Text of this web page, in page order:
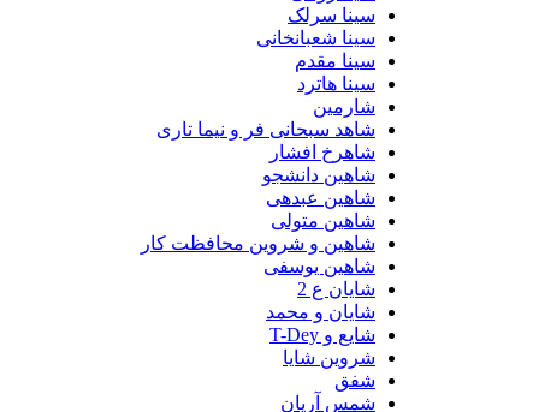
سینا سرلک
سینا شعبانخانی
سینا مقدم
سینا هاترد
شارمین
شاهد سبحانی فر و نیما تاری
شاهرخ افشار
شاهین دانشجو
شاهین عبدهی
شاهین متولی
شاهین و شروین محافظت کار
شاهین یوسفی
شایان ع 2
شایان و محمد
شایع و T-Dey
شروین شایا
شمس آریان